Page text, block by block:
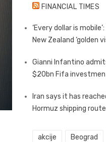
FINANCIAL TIMES
‘Every dollar is
New Zealand ‘golden
Gianni Infantino
$20bn Fifa
Iran says it has
Hormuz shipping route
akcije Beograd